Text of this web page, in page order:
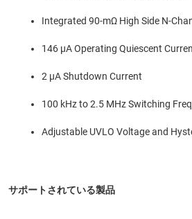
Integrated 90-mΩ High Side N-
146 µA Operating Quiescent
2 µA Shutdown Current
100 kHz to 2.5 MHz Switching
Adjustable UVLO Voltage and